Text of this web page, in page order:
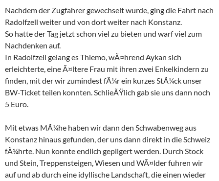
Nachdem der Zugfahrer gewechselt wurde, ging die Fahrt nach
Radolfzell weiter und von dort weiter nach Konstanz.
So hatte der Tag jetzt schon viel zu bieten und warf viel zum
Nachdenken auf.
In Radolfzell gelang es Thiemo, wÃ¤hrend Aykan sich
erleichterte, eine Ã¤ltere Frau mit ihren zwei Enkelkindern zu
finden, mit der wir zumindest fÃ¼r ein kurzes StÃ¼ck unser
BW-Ticket teilen konnten. SchlieÃŸlich gab sie uns dann noch
5 Euro.
Mit etwas MÃ¼he haben wir dann den Schwabenweg aus
Konstanz hinaus gefunden, der uns dann direkt in die Schweiz
fÃ¼hrte. Nun konnte endlich gepilgert werden. Durch Stock
und Stein, Treppensteigen, Wiesen und WÃ¤lder fuhren wir
auf und ab durch eine idyllische Landschaft, die einen wieder